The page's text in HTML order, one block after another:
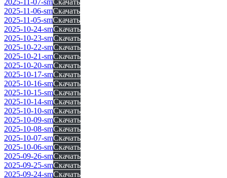
2025-11-06-smСкачать
2025-11-05-smСкачать
2025-10-24-smСкачать
2025-10-23-smСкачать
2025-10-22-smСкачать
2025-10-21-smСкачать
2025-10-20-smСкачать
2025-10-17-smСкачать
2025-10-16-smСкачать
2025-10-15-smСкачать
2025-10-14-smСкачать
2025-10-10-smСкачать
2025-10-09-smСкачать
2025-10-08-smСкачать
2025-10-07-smСкачать
2025-10-06-smСкачать
2025-09-26-smСкачать
2025-09-25-smСкачать
2025-09-24-smСкачать